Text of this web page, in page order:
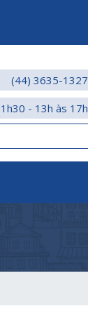
(44) 3635-1327
- 13h às 17h